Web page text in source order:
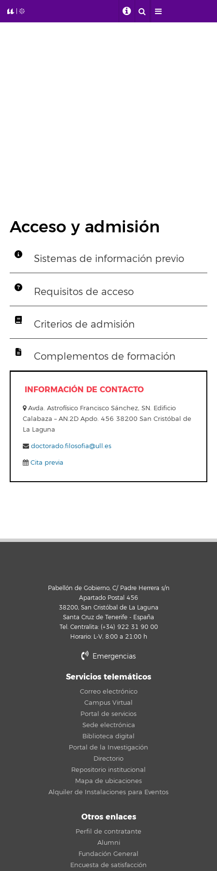
Acceso y admisión
Sistemas de información previo
Requisitos de acceso
Criterios de admisión
Complementos de formación
INFORMACIÓN DE CONTACTO
Avda. Astrofísico Francisco Sánchez, SN. Edificio
Calabaza – AN.2D Apdo. 456 38200 San Cristóbal de
La Laguna
doctorado.filosofia@ull.es
Cita previa
Pabellón de Gobierno, C/ Padre Herrera s/n
Apartado Postal 456
38200, San Cristóbal de La Laguna
Santa Cruz de Tenerife - España
Tel. Centralita: (+34) 922 31 90 00
Horario: L-V, 8:00 a 21:00 h
Emergencias
Servicios telemáticos
Correo electrónico
Campus Virtual
Portal de servicios
Sede electrónica
Biblioteca digital
Portal de la Investigación
Directorio
Repositorio institucional
Mapa de ubicaciones
Alquiler de Instalaciones para Eventos
Otros enlaces
Perfil de contratante
Alumni
Fundación General
Encuesta de satisfacción